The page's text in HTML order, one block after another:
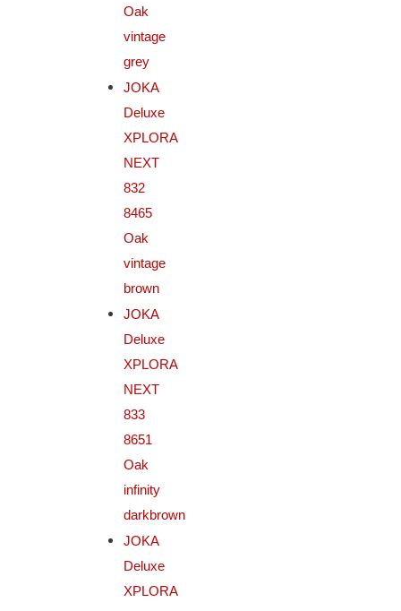
Oak
vintage
grey
JOKA
Deluxe
XPLORA
NEXT
832
8465
Oak
vintage
brown
JOKA
Deluxe
XPLORA
NEXT
833
8651
Oak
infinity
darkbrown
JOKA
Deluxe
XPLORA